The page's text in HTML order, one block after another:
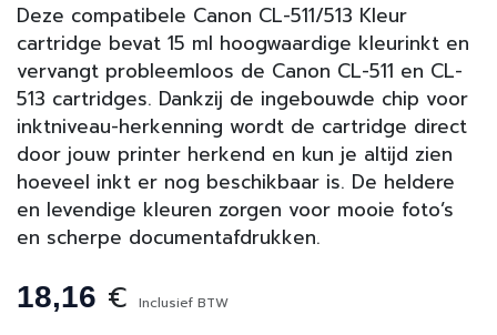
Deze compatibele Canon CL-511/513 Kleur
cartridge bevat 15 ml hoogwaardige kleurinkt en
vervangt probleemloos de Canon CL-511 en CL-
513 cartridges. Dankzij de ingebouwde chip voor
inktniveau-herkenning wordt de cartridge direct
door jouw printer herkend en kun je altijd zien
hoeveel inkt er nog beschikbaar is. De heldere
en levendige kleuren zorgen voor mooie foto’s
en scherpe documentafdrukken.
18,16 € Inclusief BTW